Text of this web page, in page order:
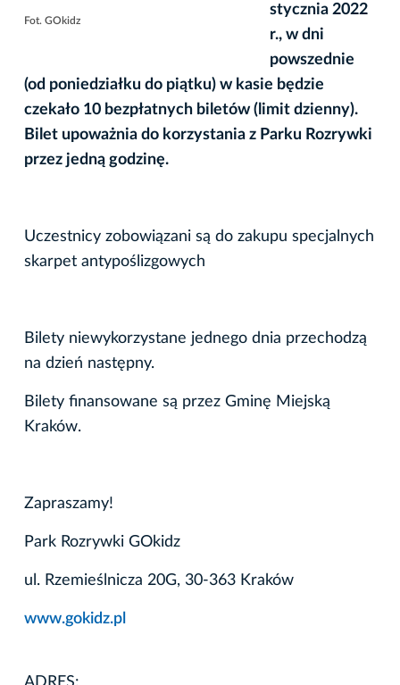
Fot. GOkidz
stycznia 2022
r., w dni
powszednie
(od poniedziałku do piątku) w kasie będzie
czekało 10 bezpłatnych biletów (limit dzienny).
Bilet upoważnia do korzystania z Parku Rozrywki
przez jedną godzinę.
Uczestnicy zobowiązani są do zakupu specjalnych
skarpet antypoślizgowych
Bilety niewykorzystane jednego dnia przechodzą
na dzień następny.
Bilety finansowane są przez Gminę Miejską
Kraków.
Zapraszamy!
Park Rozrywki GOkidz
ul. Rzemieślnicza 20G, 30-363 Kraków
www.gokidz.pl